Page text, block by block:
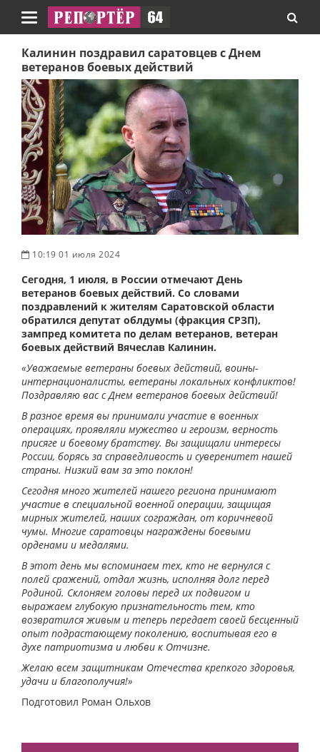
Навигация
Калинин поздравил саратовцев с Днем
ветеранов боевых действий
10:19 01 июля 2024
Сегодня, 1 июля, в России отмечают День
ветеранов боевых действий. Со словами
поздравлений к жителям Саратовской области
обратился депутат облдумы (фракция СРЗП),
зампред комитета по делам ветеранов, ветеран
боевых действий Вячеслав Калинин.
«Уважаемые ветераны боевых действий, воины-
интернационалисты, ветераны локальных конфликтов!
Поздравляю вас с Днем ветеранов боевых действий!
В разное время вы принимали участие в военных
операциях, проявляли мужество и героизм, верность
присяге и боевому братству. Вы защищали интересы
России, борясь за справедливость и суверенитет нашей
страны. Низкий вам за это поклон!
Сегодня много жителей нашего региона принимают
участие в специальной военной операции, защищая
мирных жителей, наших сограждан, от коричневой
чумы. Многие саратовцы награждены боевыми
орденами и медалями.
В этот день мы вспоминаем тех, кто не вернулся с
полей сражений, отдал жизнь, исполняя долг перед
Родиной. Склоняем головы перед их подвигом и
выражаем глубокую признательность тем, кто
возвратился живым и теперь передает своей бесценный
опыт подрастающему поколению, воспитывая его в
духе патриотизма и любви к Отчизне.
Желаю всем защитникам Отечества крепкого здоровья,
удачи и благополучия!»
Подготовил Роман Ольхов